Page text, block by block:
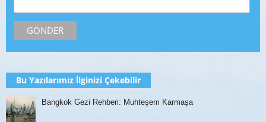
Bu Yazılarımız İlginizi Çekebilir
Bangkok Gezi Rehberi: Muhteşem Karmaşa